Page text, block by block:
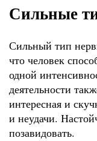
Сильные
Сильный тип
что человек
одной
деятельности
интересная и
и неудачи.
позавидовать.